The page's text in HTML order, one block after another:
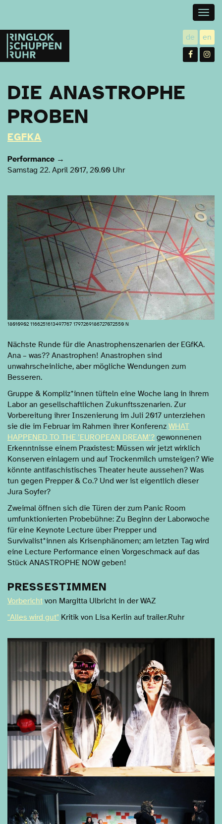
Ringlokschuppen
Ruhr
de utsch
en
DIE ANASTROPHE
PROBEN
EGFKA
Performance →
Samstag 22. April 2017, 20.00 Uhr
18010902 1166251613497767 1797269186727072550 N
Nächste Runde für die Anastrophenszenarien der EGfKA.
Ana – was?? Anastrophen! Anastrophen sind
unwahrscheinliche, aber mögliche Wendungen zum
Besseren.
Gruppe & Kompliz*innen tüfteln eine Woche lang in ihrem
Labor an gesellschaftlichen Zukunftsszenarien. Zur
Vorbereitung ihrer Inszenierung im Juli 2017 unterziehen
sie die im Februar im Rahmen ihrer Konferenz WHAT
HAPPENED TO THE ’EUROPEAN DREAM’? gewonnenen
Erkenntnisse einem Praxistest: Müssen wir jetzt wirklich
Konserven einlagern und auf Trockenmilch umsteigen? Wie
könnte antifaschistisches Theater heute aussehen? Was
tun gegen Prepper & Co.? Und wer ist eigentlich dieser
Jura Soyfer?
Zweimal öffnen sich die Türen der zum Panic Room
umfunktionierten Probebühne: Zu Beginn der Laborwoche
für eine Keynote Lecture über Prepper und
Survivalist*innen als Krisenphänomen; am letzten Tag wird
eine Lecture Performance einen Vorgeschmack auf das
Stück ANASTROPHE NOW geben!
PRESSESTIMMEN
Vorbericht von Margitta Ulbricht in der WAZ
"Alles wird gut" Kritik von Lisa Kerlin auf trailer.Ruhr